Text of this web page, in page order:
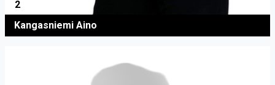
2
Kangasniemi Aino